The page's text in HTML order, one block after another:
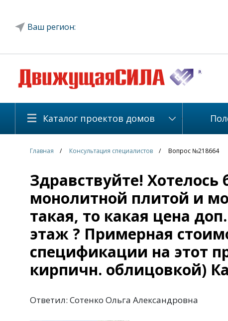
Ваш регион:
Каталог проектов домов
Главная Консультация специалистов Вопрос №218664
Здравствуйте!
монолитной плитой и
такая, то какая цена
этаж ? Примерная
спецификации на этот
кирпичн. облицовкой)
Ответил: Сотенко Ольга Александровна